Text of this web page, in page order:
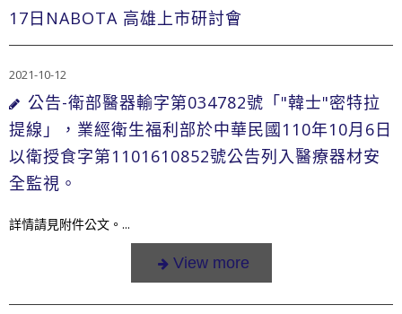
17日NABOTA 高雄上市研討會
2021-10-12
公告-衛部醫器輸字第034782號「"韓士"密特拉
提線」，業經衛生福利部於中華民國110年10月6日
以衛授食字第1101610852號公告列入醫療器材安
全監視。
詳情請見附件公文。...